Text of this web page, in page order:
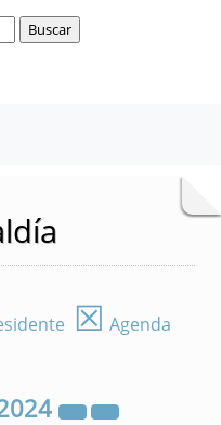
☒ Agenda